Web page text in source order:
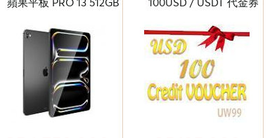
蘋果平板 PRO 13 512GB 100USD / USDT 代金券